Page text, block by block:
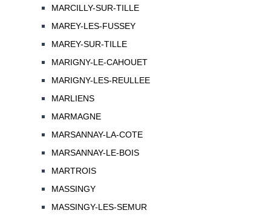
MARCILLY-SUR-TILLE
MAREY-LES-FUSSEY
MAREY-SUR-TILLE
MARIGNY-LE-CAHOUET
MARIGNY-LES-REULLEE
MARLIENS
MARMAGNE
MARSANNAY-LA-COTE
MARSANNAY-LE-BOIS
MARTROIS
MASSINGY
MASSINGY-LES-SEMUR